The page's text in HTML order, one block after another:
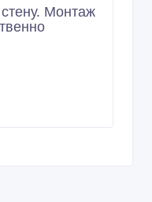
Монтаж